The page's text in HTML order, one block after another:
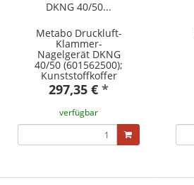
Metabo Druckluft-
Klammer-
Nagelgerät DKNG
40/50 (601562500);
Kunststoffkoffer
297,35 € *
verfügbar